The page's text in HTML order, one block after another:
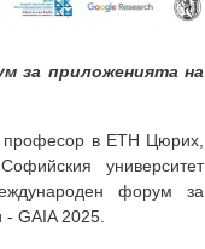
за приложенията на
в ETH Цюрих,
университет
форум за
- GAIA 2025.